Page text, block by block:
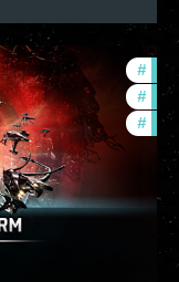
#
#
#